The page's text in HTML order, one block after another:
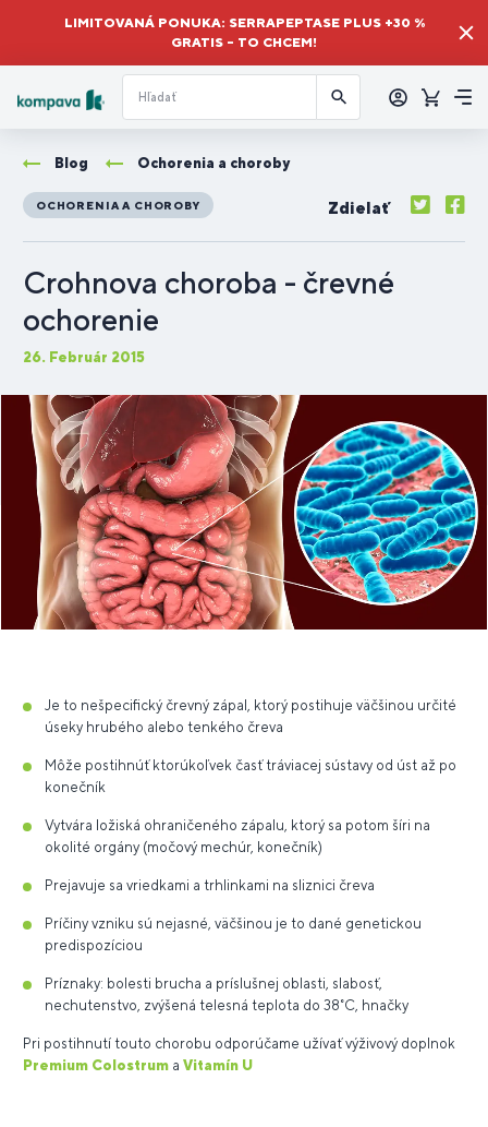
LIMITOVANÁ PONUKA: SERRAPEPTASE PLUS +30 %
GRATIS – TO CHCEM!
sa
Košík
Blog Ochorenia a choroby
OCHORENIA A CHOROBY Zdielať
Crohnova choroba - črevné
ochorenie
26. Február 2015
Je to nešpecifický črevný zápal, ktorý postihuje väčšinou určité
úseky hrubého alebo tenkého čreva
Môže postihnúť ktorúkoľvek časť tráviacej sústavy od úst až po
konečník
Vytvára ložiská ohraničeného zápalu, ktorý sa potom šíri na
okolité orgány (močový mechúr, konečník)
Prejavuje sa vriedkami a trhlinkami na sliznici čreva
Príčiny vzniku sú nejasné, väčšinou je to dané genetickou
predispozíciou
Príznaky: bolesti brucha a príslušnej oblasti, slabosť,
nechutenstvo, zvýšená telesná teplota do 38˚C, hnačky
Pri postihnutí touto chorobu odporúčame užívať výživový doplnok
Premium Colostrum a Vitamín U